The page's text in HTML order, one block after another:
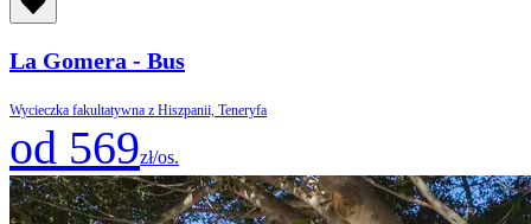
La Gomera - Bus
Wycieczka fakultatywna z Hiszpanii, Teneryfa
od 569zł/os.